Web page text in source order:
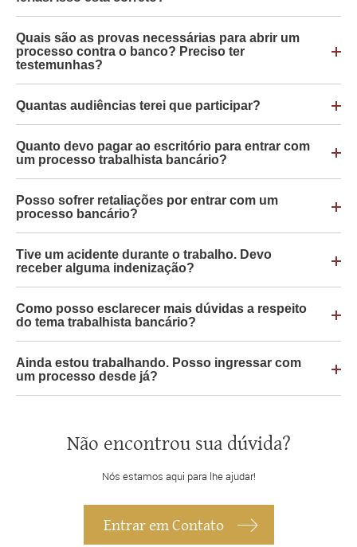
Quais são as provas necessárias para abrir um
processo contra o banco? Preciso ter
testemunhas?
Quantas audiências terei que participar?
Quanto devo pagar ao escritório para entrar com
um processo trabalhista bancário?
Posso sofrer retaliações por entrar com um
processo bancário?
Tive um acidente durante o trabalho. Devo
receber alguma indenização?
Como posso esclarecer mais dúvidas a respeito
do tema trabalhista bancário?
Ainda estou trabalhando. Posso ingressar com
um processo desde já?
Não encontrou sua dúvida?
Nós estamos aqui para lhe ajudar!
Entrar em Contato